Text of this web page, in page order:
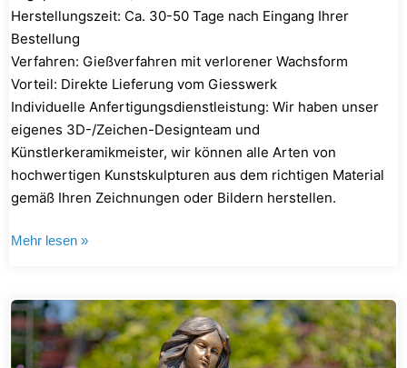
Herstellungszeit: Ca. 30-50 Tage nach Eingang Ihrer
Bestellung
Verfahren: Gießverfahren mit verlorener Wachsform
Vorteil: Direkte Lieferung vom Giesswerk
Individuelle Anfertigungsdienstleistung: Wir haben unser
eigenes 3D-/Zeichen-Designteam und
Künstlerkeramikmeister, wir können alle Arten von
hochwertigen Kunstskulpturen aus dem richtigen Material
gemäß Ihren Zeichnungen oder Bildern herstellen.
Mehr lesen »